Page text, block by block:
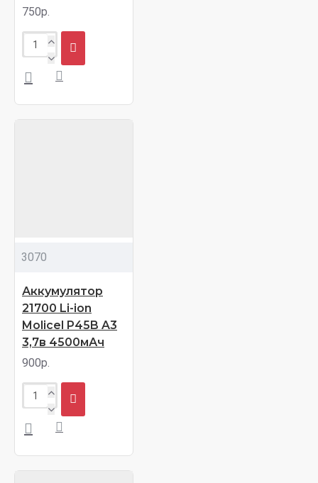
750р.
3070
Аккумулятор
21700 Li-ion
Molicel P45B A3
3,7в 4500мАч
900р.